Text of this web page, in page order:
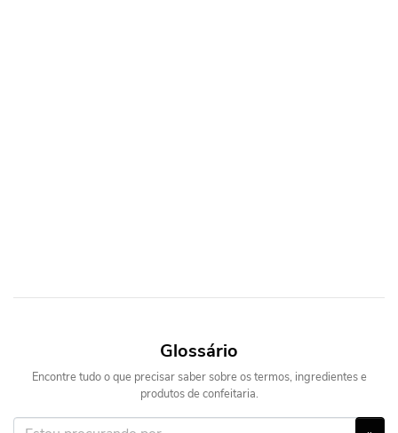
Glossário
Encontre tudo o que precisar saber sobre os termos, ingredientes e
produtos de confeitaria.